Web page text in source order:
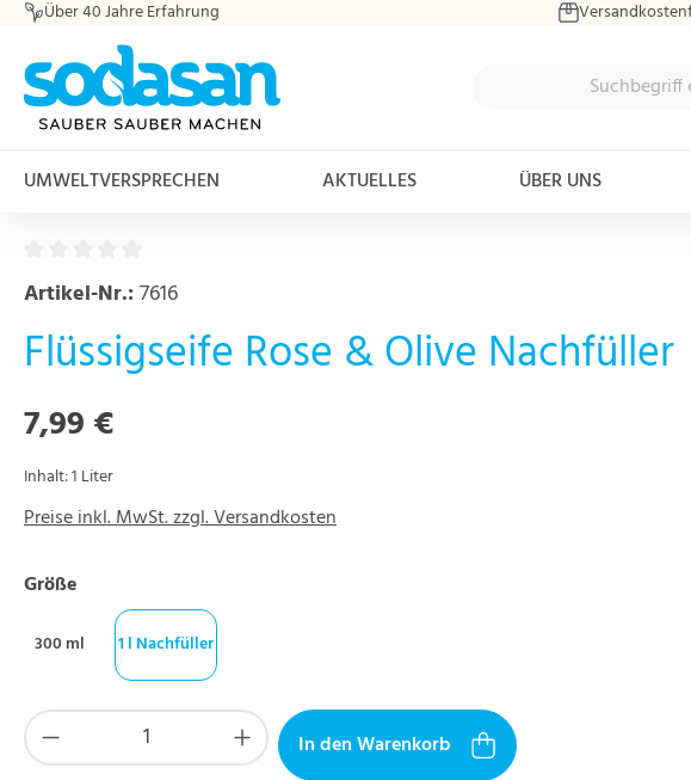
Hauptinhalt springen
Zur Suche springen
Zur Hauptnavigation springen
Über 40 Jahre Erfahrung
UMWELTVERSPRECHEN AKTUELLES ÜBER UNS
Artikel-Nr.: 7616
Flüssigseife Rose & Olive Nachfüller
Regulärer Preis:
7,99 €
Inhalt:1 Liter
Preise inkl. MwSt. zzgl. Versandkosten
Größe
300 ml 1 l Nachfüller
Produkt Anzahl: Gib den gewünschten Wert ein
In den Warenkorb